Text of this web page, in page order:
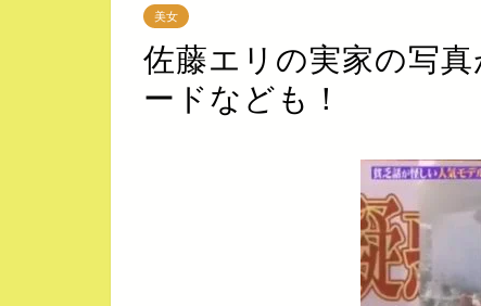
美女
佐藤エリの実家の写
ードなども！